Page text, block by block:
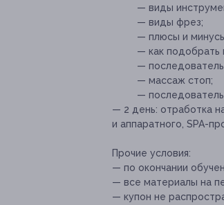
— виды
— виды фрез;
— плюсы и
— как подобрать
—
— массаж стоп;
—
— 2 день: отработка
и аппаратного, SPA-
Прочие условия:
— по окончании
— все материалы на
— купон не